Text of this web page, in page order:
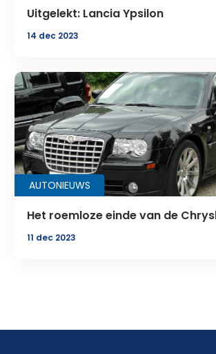
Uitgelekt: Lancia Ypsilon
14 dec 2023
AUTONIEUWS
Het roemloze einde van de
11 dec 2023